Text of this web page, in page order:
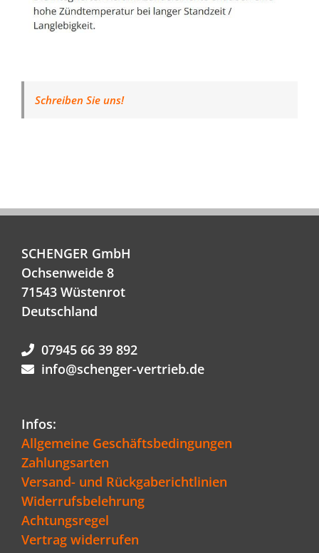
Schreiben Sie uns!
SCHENGER GmbH
Ochsenweide 8
71543 Wüstenrot
Deutschland
07945 66 39 892
info@schenger-vertrieb.de
Infos:
Allgemeine Geschäftsbedingungen
Zahlungsarten
Versand- und Rückgaberichtlinien
Widerrufsbelehrung
Achtungsregel
Vertrag widerrufen